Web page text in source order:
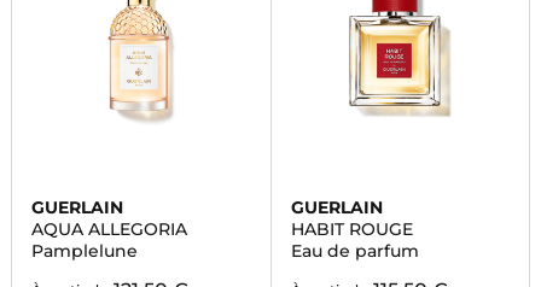
GUERLAIN
AQUA ALLEGORIA
Pamplelune
GUERLAIN
HABIT ROUGE
Eau de parfum